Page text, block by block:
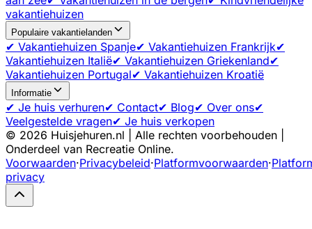
vakantiehuizen
Populaire vakantielanden
✔ Vakantiehuizen Spanje✔ Vakantiehuizen Frankrijk✔
Vakantiehuizen Italië✔ Vakantiehuizen Griekenland✔
Vakantiehuizen Portugal✔ Vakantiehuizen Kroatië
Informatie
✔ Je huis verhuren✔ Contact✔ Blog✔ Over ons✔
Veelgestelde vragen✔ Je huis verkopen
© 2026 Huisjehuren.nl | Alle rechten voorbehouden |
Onderdeel van Recreatie Online.
Voorwaarden·Privacybeleid·Platformvoorwaarden·
privacy